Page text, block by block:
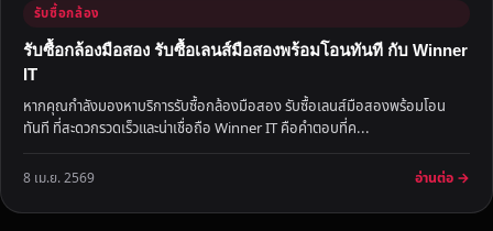
รับซื้อกล้อง
รับซื้อกล้องมือสอง รับซื้อเลนส์มือสองพร้อมโอนทันที กับ Winner
IT
หากคุณกำลังมองหาบริการรับซื้อกล้องมือสอง รับซื้อเลนส์มือสองพร้อมโอน
ทันที ที่สะดวกรวดเร็วและน่าเชื่อถือ Winner IT คือคำตอบที่ค...
8 เม.ย. 2569 อ่านต่อ →